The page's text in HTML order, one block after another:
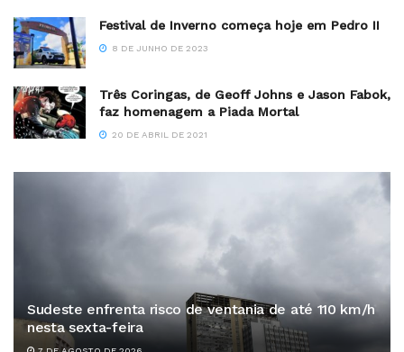
Festival de Inverno começa hoje em Pedro II
8 DE JUNHO DE 2023
Três Coringas, de Geoff Johns e Jason Fabok,
faz homenagem a Piada Mortal
20 DE ABRIL DE 2021
Sudeste enfrenta risco de ventania de até 110 km/h
nesta sexta-feira